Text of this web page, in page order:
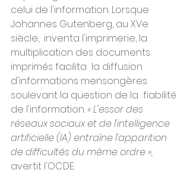
celui de l'information. Lorsque
Johannes Gutenberg, au XVe
siècle,  inventa l'imprimerie, la
multiplication des documents
imprimés facilita  la diffusion
d'informations mensongères
soulevant la question de la  fiabilité
de l'information. « L'essor des
réseaux sociaux et de l'intelligence
artificielle (IA) entraîne l'apparition
de difficultés du même ordre »,
avertit l'OCDE.